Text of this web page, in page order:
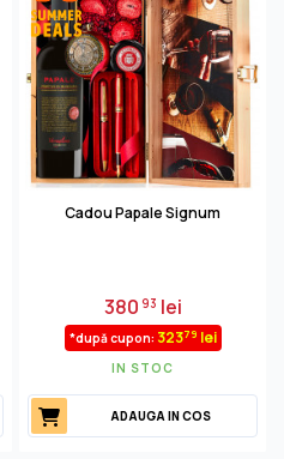
Cadou Papale Signum
38093 lei
*după cupon: 32379 lei
IN STOC
ADAUGA IN COS